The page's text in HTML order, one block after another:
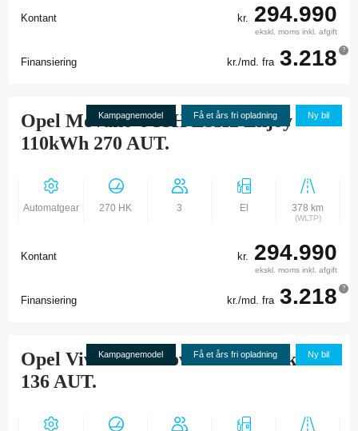
Kontant kr. 294.990
ekskl. moms inkl. afgift
Finansiering kr./md. fra 3.218 ?
Kampagnemodel Få et års fri opladning Ny bil
Opel Movano-e 35H L3H2 Enjoy
110kWh 270 AUT.
Automatgear 270 HK 3 El 378 km
(WLTP)
Kontant kr. 294.990
ekskl. moms inkl. afgift
Finansiering kr./md. fra 3.218 ?
Kampagnemodel Få et års fri opladning Ny bil
Opel Vivaro-e Innovation L3 75 kWh
136 AUT.